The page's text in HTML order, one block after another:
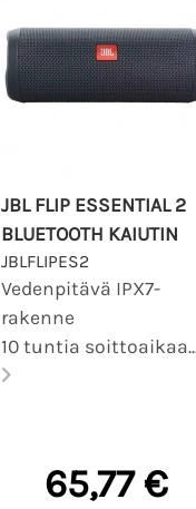
JBL FLIP ESSENTIAL 2
BLUETOOTH KAIUTIN
JBLFLIPES2
Vedenpitävä IPX7-
rakenne
10 tuntia
65,77 €